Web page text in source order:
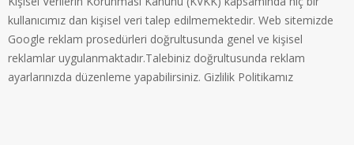
kullanıcımız dan kişisel veri talep edilmemektedir. Web sitemizde
Google reklam prosedürleri doğrultusunda genel ve kişisel
reklamlar uygulanmaktadır.Talebiniz doğrultusunda reklam
ayarlarınızda düzenleme yapabilirsiniz. Gizlilik Politikamız